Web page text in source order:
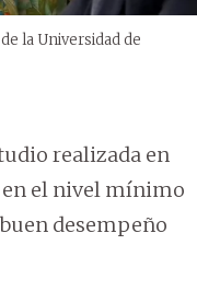
la Universidad de
realizada en
en el nivel mínimo
desempeño